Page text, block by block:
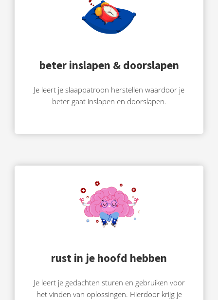
beter inslapen & doorslapen
Je leert je slaappatroon herstellen waardoor je
beter gaat inslapen en doorslapen.
rust in je hoofd hebben
Je leert je gedachten sturen en gebruiken voor
het vinden van oplossingen. Hierdoor krijg je